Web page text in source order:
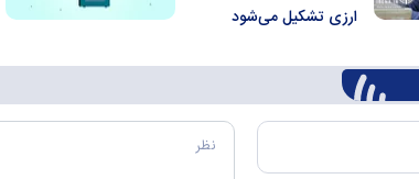
ارزی تشکیل می‌شود